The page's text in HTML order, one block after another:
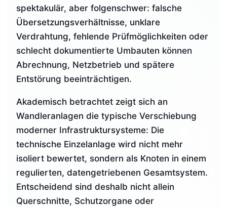
spektakulär, aber folgenschwer: falsche
Übersetzungsverhältnisse, unklare
Verdrahtung, fehlende Prüfmöglichkeiten oder
schlecht dokumentierte Umbauten können
Abrechnung, Netzbetrieb und spätere
Entstörung beeinträchtigen.
Akademisch betrachtet zeigt sich an
Wandleranlagen die typische Verschiebung
moderner Infrastruktursysteme: Die
technische Einzelanlage wird nicht mehr
isoliert bewertet, sondern als Knoten in einem
regulierten, datengetriebenen Gesamtsystem.
Entscheidend sind deshalb nicht allein
Querschnitte, Schutzorgane oder